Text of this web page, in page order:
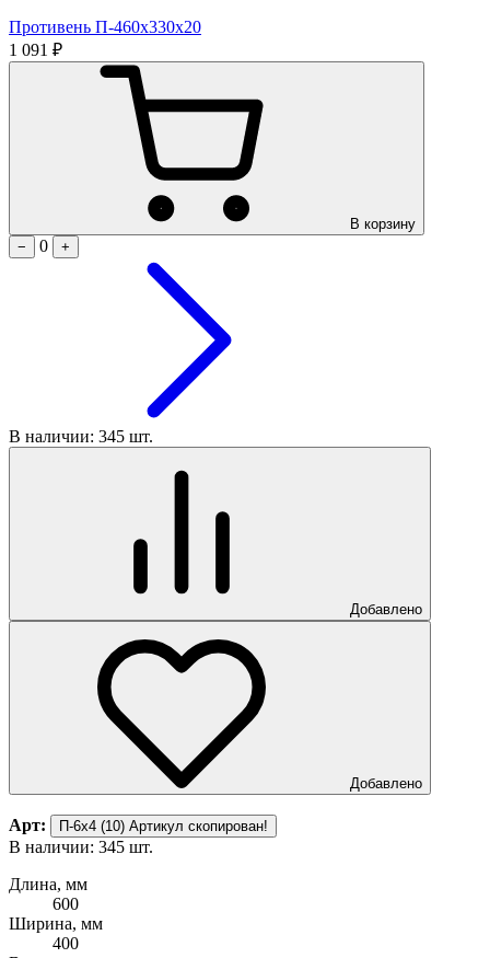
Противень П-460х330х20
1 091 ₽
В корзину
−
0 +
В наличии: 345 шт.
Добавлено
Добавлено
Арт: П-6х4 (10) Артикул скопирован!
В наличии: 345 шт.
Длина, мм
600
Ширина, мм
400